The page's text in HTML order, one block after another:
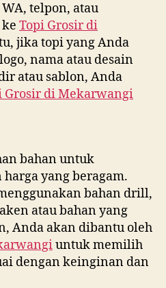
telpon, atau
Topi Grosir di
jika topi yang Anda
nama atau desain
atau sablon, Anda
Grosir diMekarwangi
bahan untuk
yang beragam.
bahan drill,
atau bahan yang
Anda akan dibantu oleh
untuk memilih
dengan keinginan dan